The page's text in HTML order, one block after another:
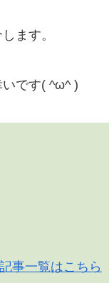
ます。
いです( ^ω^ )
事一覧はこちら